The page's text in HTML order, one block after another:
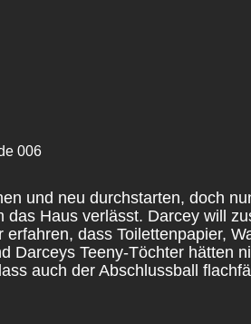
006
und neu durchstarten, doch
Haus verlässt. Darcey will
dass Toilettenpapier,
Darceys Teeny-Töchter hätten
auch der Abschlussball